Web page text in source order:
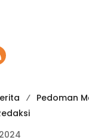
Pedoman